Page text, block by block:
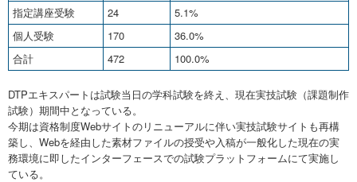
指定講座受験
24
5.1%
個人受験
170
36.0%
合計
472 100.0%
DTPエキスパートは試験当日の学科試験を終え、現在実技試験（課題制作
試験）期間中となっている。
今期は資格制度Webサイトのリニューアルに伴い実技試験サイトも再構
築し、Webを経由した素材ファイルの授受や入稿が一般化した現在の実
務環境に即したインターフェースでの試験プラットフォームにて実施し
ている。